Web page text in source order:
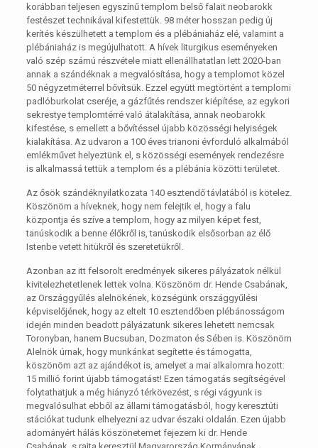
korábban teljesen egyszínű templom belső falait neobarokk
festészet technikával kifestettük. 98 méter hosszan pedig új
kerítés készülhetett a templom és a plébániaház elé, valamint a
plébániaház is megújulhatott. A hívek liturgikus eseményeken
való szép számú részvétele miatt ellenállhatatlan lett 2020-ban
annak a szándéknak a megvalósítása, hogy a templomot közel
50 négyzetméterrel bővítsük. Ezzel együtt megtörtént a templomi
padlóburkolat cseréje, a gázfűtés rendszer kiépítése, az egykori
sekrestye templomtérré való átalakítása, annak neobarokk
kifestése, s emellett a bővítéssel újabb közösségi helyiségek
kialakítása. Az udvaron a 100 éves trianoni évforduló alkalmából
emlékművet helyeztünk el, s közösségi események rendezésre
is alkalmassá tettük a templom és a plébánia közötti területet.
Az ősök szándéknyilatkozata 140 esztendő távlatából is kötelez.
Köszönöm a híveknek, hogy nem felejtik el, hogy a falu
központja és szíve a templom, hogy az milyen képet fest,
tanúskodik a benne élőkről is, tanúskodik elsősorban az élő
Istenbe vetett hitükről és szeretetükről.
Azonban az itt felsorolt eredmények sikeres pályázatok nélkül
kivitelezhetetlenek lettek volna. Köszönöm dr. Hende Csabának,
az Országgyűlés alelnökének, községünk országgyűlési
képviselőjének, hogy az eltelt 10 esztendőben plébánosságom
idején minden beadott pályázatunk sikeres lehetett nemcsak
Toronyban, hanem Bucsuban, Dozmaton és Sében is. Köszönöm
Alelnök úrnak, hogy munkánkat segítette és támogatta,
köszönöm azt az ajándékot is, amelyet a mai alkalomra hozott:
15 millió forint újabb támogatást! Ezen támogatás segítségével
folytathatjuk a még hiányzó térkövezést, s régi vágyunk is
megvalósulhat ebből az állami támogatásból, hogy keresztúti
stációkat tudunk elhelyezni az udvar északi oldalán. Ezen újabb
adományért hálás köszönetemet fejezem ki dr. Hende